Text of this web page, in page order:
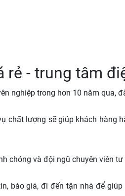
rẻ - trung tâm
nghiệp trong hơn 10 năm qua,
chất lượng sẽ giúp khách
chóng và đội ngũ chuyên viên
báo giá, đi đến tận nhà để giúp